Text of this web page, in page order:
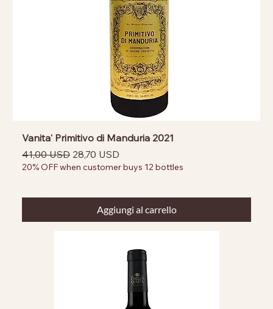
Vanita' Primitivo di Manduria 2021
Prezzo regolare
41,00 USD Prezzo scontato
28,70 USD
20% OFF when customer buys 12 bottles
Aggiungi al carrello